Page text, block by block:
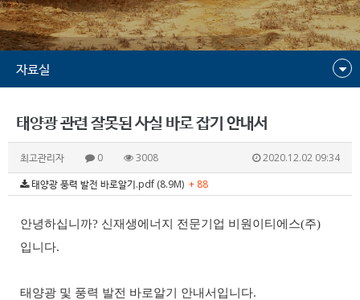
자료실
태양광 관련 잘못된 사실 바로 잡기 안내서
최고관리자 0 3008
2020.12.02 09:34
태양광 풍력 발전 바로알기.pdf (8.9M) + 88
안녕하십니까? 신재생에너지 전문기업 비원이티에스(주)
입니다.
태양광 및 풍력 발전 바로알기 안내서입니다.